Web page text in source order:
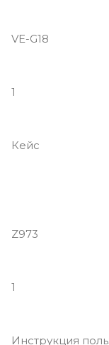
VE-G18
1
Кейс
Z973
1
Инструкция